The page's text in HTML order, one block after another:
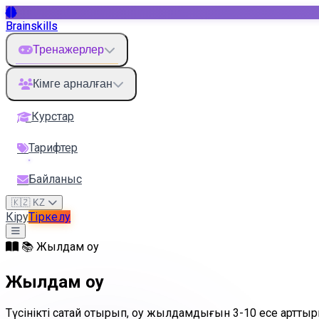
Brainskills
Тренажерлер
Кімге арналған
Курстар
Тарифтер
Байланыс
🇰🇿 KZ
КіруТіркелу
📚 Жылдам оқу
Жылдам оқу
Түсінікті сақтай отырып, оқу жылдамдығын 3-10 есе